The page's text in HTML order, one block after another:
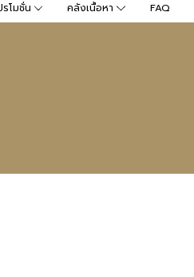
รโมชั่น คลังเนื้อหา FAQ